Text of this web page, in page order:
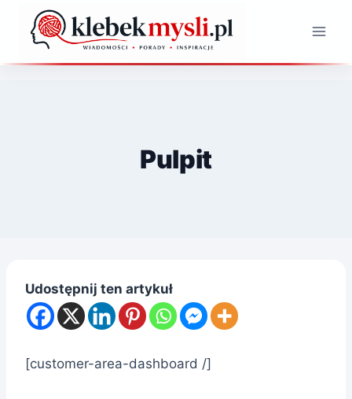
Przejdź
Pulpit
Udostępnij ten artykuł
[customer-area-dashboard /]